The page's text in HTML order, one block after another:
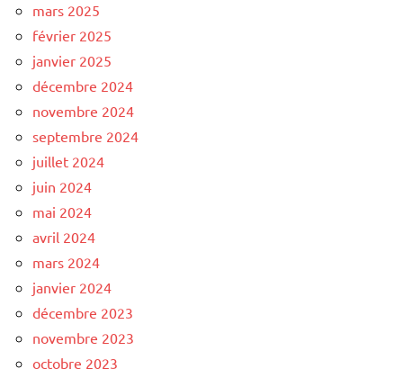
mars 2025
février 2025
janvier 2025
décembre 2024
novembre 2024
septembre 2024
juillet 2024
juin 2024
mai 2024
avril 2024
mars 2024
janvier 2024
décembre 2023
novembre 2023
octobre 2023